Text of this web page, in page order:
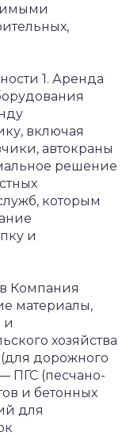
1. Аренда
включая
автокраны
решение
которым
и
Компания
материалы,
и
хозяйства
дорожного
ПГС (песчано-
и бетонных
для